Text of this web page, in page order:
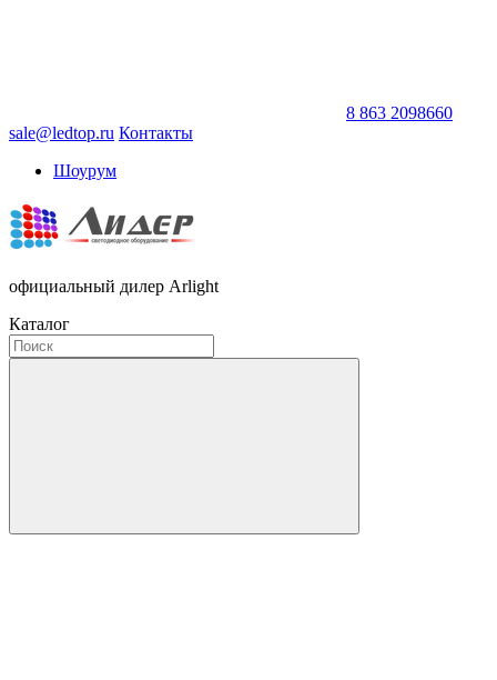
8 863 2098660
sale@ledtop.ru Контакты
Шоурум
официальный дилер Arlight
Каталог